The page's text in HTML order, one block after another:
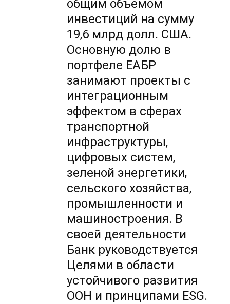
общим объемом
инвестиций на сумму
19,6 млрд долл. США.
Основную долю в
портфеле ЕАБР
занимают проекты с
интеграционным
эффектом в сферах
транспортной
инфраструктуры,
цифровых систем,
зеленой энергетики,
сельского хозяйства,
промышленности и
машиностроения. В
своей деятельности
Банк руководствуется
Целями в области
устойчивого развития
ООН и принципами ESG.